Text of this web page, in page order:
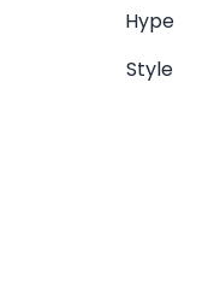
Hype
Style